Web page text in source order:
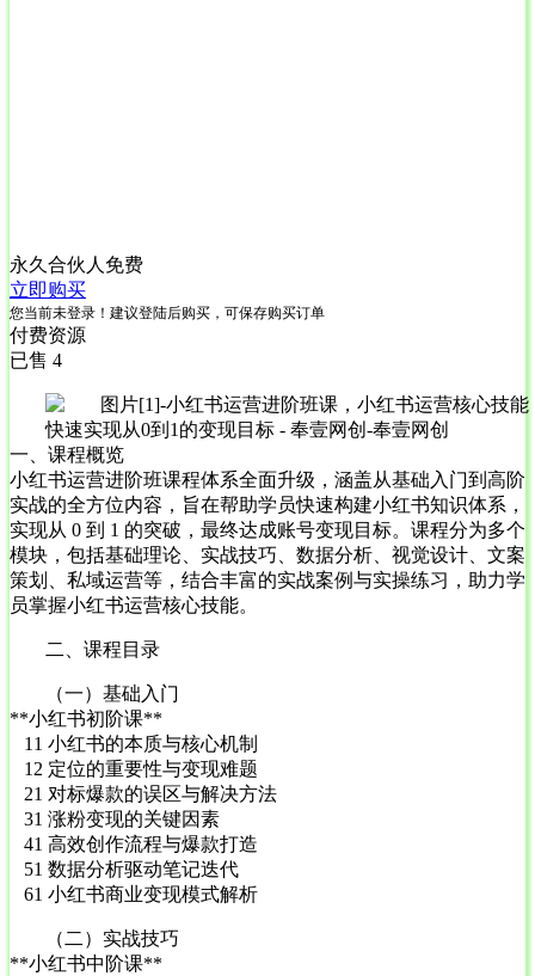
永久合伙人 免费
立即购买
您当前未登录！建议登陆后购买，可保存购买订单
付费资源
已售 4
一、课程概览
小红书运营进阶班课程体系全面升级，涵盖从基础入门到高阶
实战的全方位内容，旨在帮助学员快速构建小红书知识体系，
实现从 0 到 1 的突破，最终达成账号变现目标。课程分为多个
模块，包括基础理论、实战技巧、数据分析、视觉设计、文案
策划、私域运营等，结合丰富的实战案例与实操练习，助力学
员掌握小红书运营核心技能。
二、课程目录
（一）基础入门
**小红书初阶课**
11 小红书的本质与核心机制
12 定位的重要性与变现难题
21 对标爆款的误区与解决方法
31 涨粉变现的关键因素
41 高效创作流程与爆款打造
51 数据分析驱动笔记迭代
61 小红书商业变现模式解析
（二）实战技巧
**小红书中阶课**